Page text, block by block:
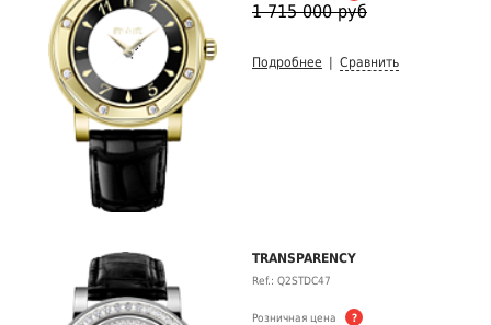
1 715 000 руб
Подробнее Сравнить
TRANSPARENCY
Ref.: Q2STDC47
Розничная цена ?